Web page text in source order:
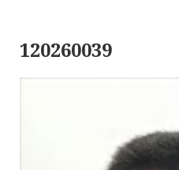
120260039